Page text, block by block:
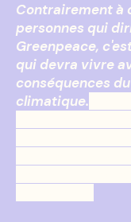
Contrairement à
personnes qui
Greenpeace,
qui devra vivre
conséquences
climatique.